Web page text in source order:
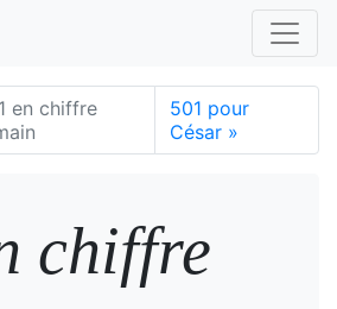
en chiffre
501 pour
César »
chiffre